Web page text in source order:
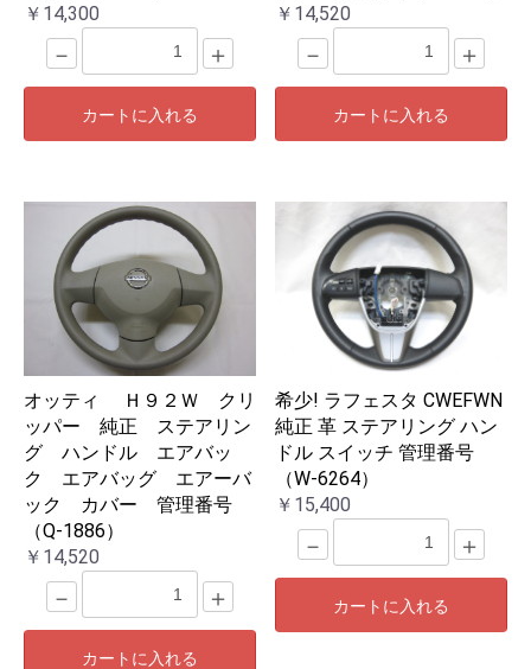
￥14,300
－ ＋
カートに入れる
￥14,520
－ ＋
カートに入れる
オッティ Ｈ９２Ｗ クリ
ッパー 純正 ステアリン
グ ハンドル エアバッ
ク エアバッグ エアーバ
ック カバー 管理番号
（Q-1886）
￥14,520
－ ＋
カートに入れる
希少! ラフェスタ CWEFWN
純正 革 ステアリング ハン
ドル スイッチ 管理番号
（W-6264）
￥15,400
－ ＋
カートに入れる